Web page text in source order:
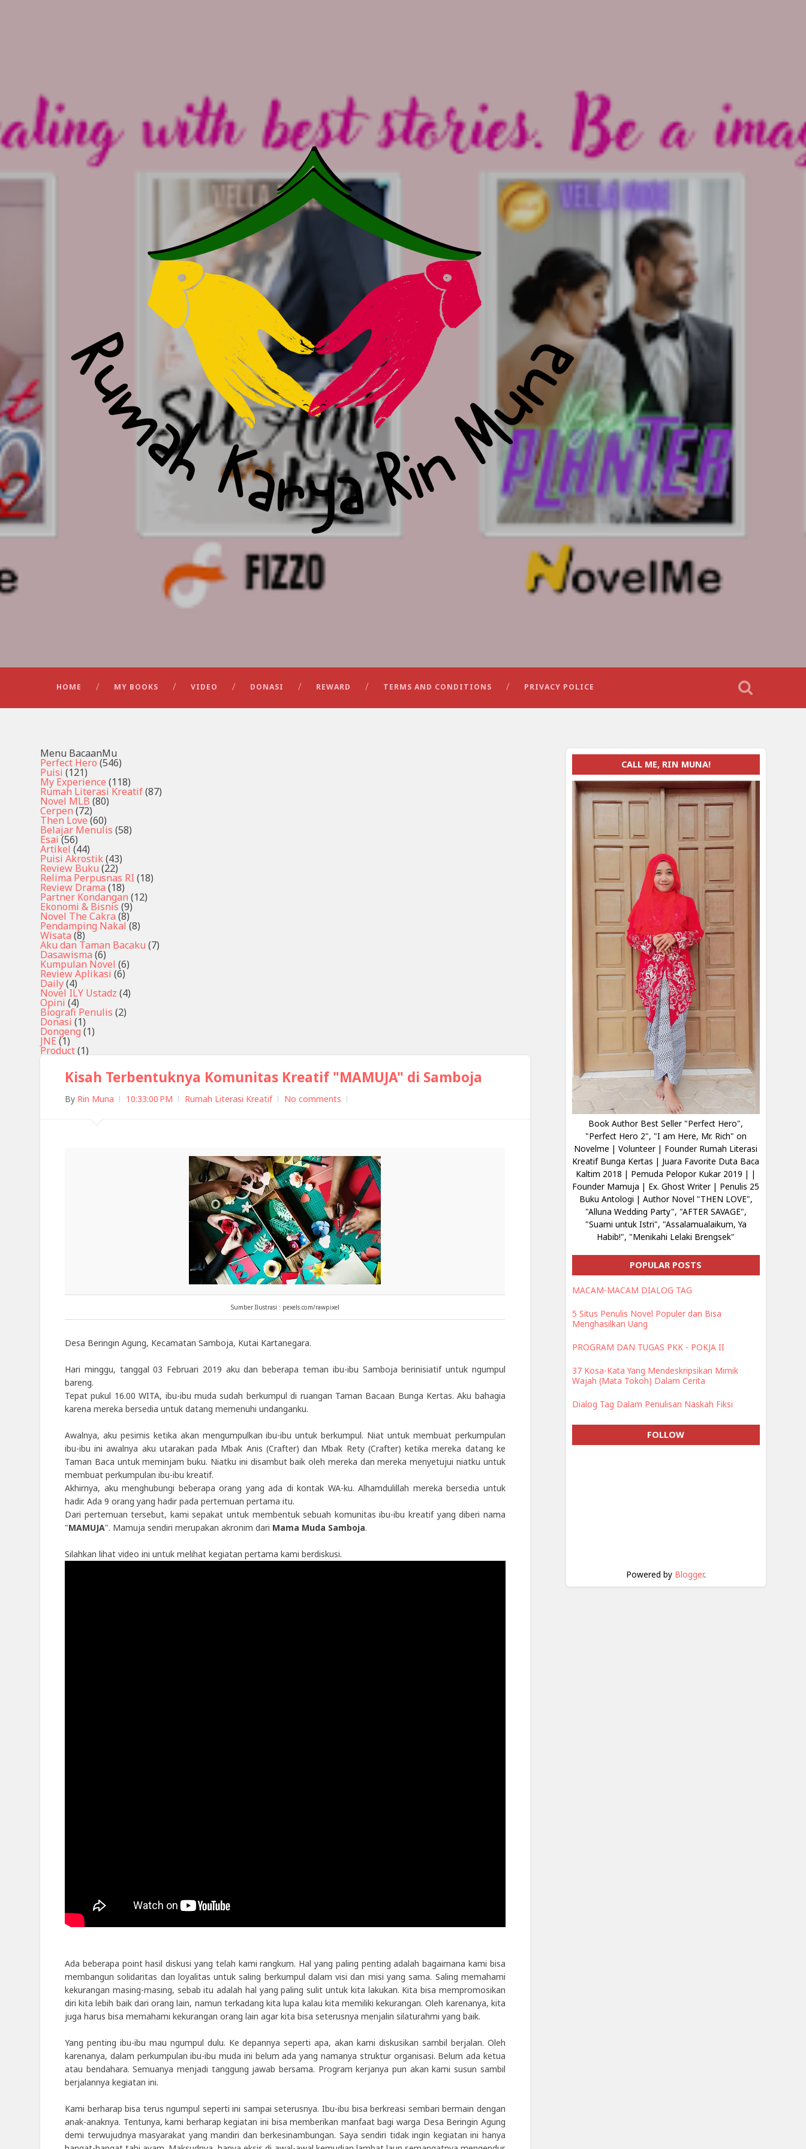
HOME MY BOOKS VIDEO DONASI REWARD TERMS AND CONDITIONS PRIVACY POLICE
Menu BacaanMu
Perfect Hero (546)
Puisi (121)
My Experience (118)
Rumah Literasi Kreatif(87)
Novel MLB (80)
Cerpen (72)
Then Love (60)
Belajar Menulis (58)
Esai (56)
Artikel (44)
Puisi Akrostik(43)
Review Buku (22)
Relima Perpusnas RI (18)
Review Drama (18)
Partner Kondangan (12)
Ekonomi & Bisnis (9)
Novel The Cakra (8)
Pendamping Nakal(8)
Wisata (8)
Aku dan Taman Bacaku (7)
Dasawisma (6)
Kumpulan Novel (6)
Review Aplikasi (6)
Daily(4)
Novel ILY Ustadz (4)
Opini (4)
Biografi Penulis (2)
Donasi (1)
Dongeng (1)
JNE (1)
Product(1)
Kisah Terbentuknya Komunitas Kreatif "MAMUJA" di Samboja
By Rin Muna 10:33:00 PM Rumah Literasi Kreatif No comments
Sumber Ilustrasi : pexels.com/rawpixel
Desa Beringin Agung, Kecamatan Samboja, Kutai Kartanegara.
Hari minggu, tanggal 03 Februari 2019 aku dan beberapa teman ibu-ibu Samboja berinisiatif untuk ngumpul
bareng.
Tepat pukul 16.00 WITA, ibu-ibu muda sudah berkumpul di ruangan Taman Bacaan Bunga Kertas. Aku bahagia
karena mereka bersedia untuk datang memenuhi undanganku.
Awalnya, aku pesimis ketika akan mengumpulkan ibu-ibu untuk berkumpul. Niat untuk membuat perkumpulan
ibu-ibu ini awalnya aku utarakan pada Mbak Anis (Crafter) dan Mbak Rety (Crafter) ketika mereka datang ke
Taman Baca untuk meminjam buku. Niatku ini disambut baik oleh mereka dan mereka menyetujui niatku untuk
membuat perkumpulan ibu-ibu kreatif.
Akhirnya, aku menghubungi beberapa orang yang ada di kontak WA-ku. Alhamdulillah mereka bersedia untuk
hadir. Ada 9 orang yang hadir pada pertemuan pertama itu.
Dari pertemuan tersebut, kami sepakat untuk membentuk sebuah komunitas ibu-ibu kreatif yang diberi nama
"MAMUJA". Mamuja sendiri merupakan akronim dari Mama Muda Samboja.
Silahkan lihat video ini untuk melihat kegiatan pertama kami berdiskusi.
Ada beberapa point hasil diskusi yang telah kami rangkum. Hal yang paling penting adalah bagaimana kami bisa
membangun solidaritas dan loyalitas untuk saling berkumpul dalam visi dan misi yang sama. Saling memahami
kekurangan masing-masing, sebab itu adalah hal yang paling sulit untuk kita lakukan. Kita bisa mempromosikan
diri kita lebih baik dari orang lain, namun terkadang kita lupa kalau kita memiliki kekurangan. Oleh karenanya, kita
juga harus bisa memahami kekurangan orang lain agar kita bisa seterusnya menjalin silaturahmi yang baik.
Yang penting ibu-ibu mau ngumpul dulu. Ke depannya seperti apa, akan kami diskusikan sambil berjalan. Oleh
karenanya, dalam perkumpulan ibu-ibu muda ini belum ada yang namanya struktur organisasi. Belum ada ketua
atau bendahara. Semuanya menjadi tanggung jawab bersama. Program kerjanya pun akan kami susun sambil
berjalannya kegiatan ini.
Kami berharap bisa terus ngumpul seperti ini sampai seterusnya. Ibu-ibu bisa berkreasi sembari bermain dengan
anak-anaknya. Tentunya, kami berharap kegiatan ini bisa memberikan manfaat bagi warga Desa Beringin Agung
demi terwujudnya masyarakat yang mandiri dan berkesinambungan. Saya sendiri tidak ingin kegiatan ini hanya
CALL ME, RIN MUNA!
Book Author Best Seller "Perfect Hero",
"Perfect Hero 2", "I am Here, Mr. Rich" on
Novelme | Volunteer | Founder Rumah Literasi
Kreatif Bunga Kertas | Juara Favorite Duta Baca
Kaltim 2018 | Pemuda Pelopor Kukar 2019 | |
Founder Mamuja | Ex. Ghost Writer | Penulis 25
Buku Antologi | Author Novel "THEN LOVE",
"Alluna Wedding Party", "AFTER SAVAGE",
"Suami untuk Istri", "Assalamualaikum, Ya
Habib!", "Menikahi Lelaki Brengsek"
POPULAR POSTS
MACAM-MACAM DIALOG TAG
5 Situs Penulis Novel Populer dan Bisa
Menghasilkan Uang
PROGRAM DAN TUGAS PKK - POKJA II
37 Kosa-Kata Yang Mendeskripsikan Mimik
Wajah (Mata Tokoh) Dalam Cerita
Dialog Tag Dalam Penulisan Naskah Fiksi
FOLLOW
Powered by Blogger.